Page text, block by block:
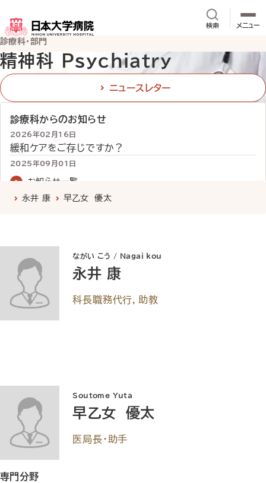
検索サイト内検
メニュー
診療科・部門
精神科 Psychiatry
ニュースレター
診療科からのお知らせ
2026年02月16日
緩和ケアをご存じですか？
2025年09月01日
がん診療のご案内
お知らせ一覧
診療科について 医師紹介
永井 康 早乙女 優太
永井 康
ながい こう / Nagai kou
科長職務代行，助教
早乙女 優太
Soutome Yuta
医局長・助手
専門分野